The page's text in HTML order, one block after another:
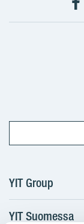
YIT Group
Tietoa YIT:stä
YIT Suomessa